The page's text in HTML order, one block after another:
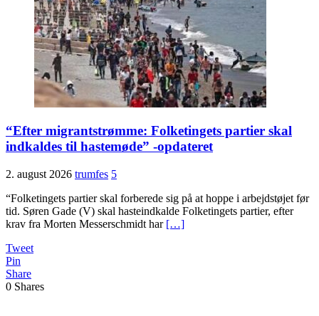
“Efter migrantstrømme: Folketingets partier skal
indkaldes til hastemøde” -opdateret
2. august 2026 trumfes 5
“Folketingets partier skal forberede sig på at hoppe i arbejdstøjet før
tid. Søren Gade (V) skal hasteindkalde Folketingets partier, efter
krav fra Morten Messerschmidt har […]
Tweet
Pin
Share
0 Shares